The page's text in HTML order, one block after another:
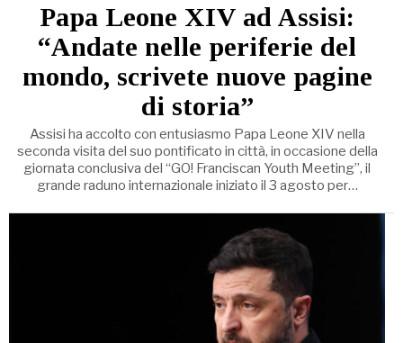
Papa Leone XIV ad Assisi:
“Andate nelle periferie del
mondo, scrivete nuove pagine
di storia”
Assisi ha accolto con entusiasmo Papa Leone XIV nella
seconda visita del suo pontificato in città, in occasione della
giornata conclusiva del “GO! Franciscan Youth Meeting”, il
grande raduno internazionale iniziato il 3 agosto per…